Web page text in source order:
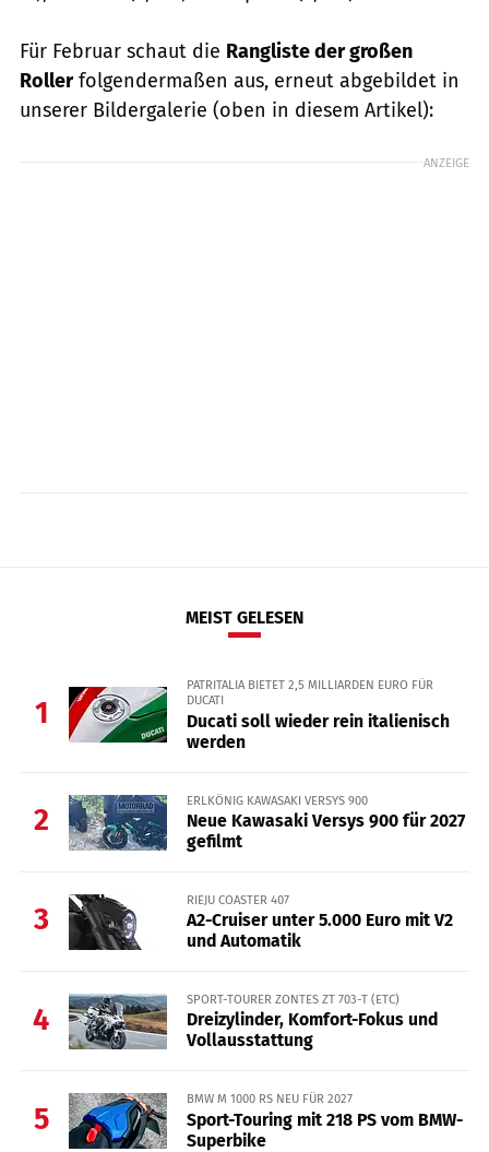
Für Februar schaut die Rangliste der großen
Rollerfolgendermaßen aus, erneut abgebildet in
unserer Bildergalerie (oben in diesem Artikel):
ANZEIGE
MEIST GELESEN
1
PATRITALIA BIETET 2,5 MILLIARDEN EURO FÜR
DUCATI
Ducati soll wieder rein italienisch
werden
2
ERLKÖNIG KAWASAKI VERSYS 900
Neue Kawasaki Versys 900 für 2027
gefilmt
3
RIEJU COASTER 407
A2-Cruiser unter 5.000 Euro mit V2
und Automatik
4
SPORT-TOURER ZONTES ZT 703-T (ETC)
Dreizylinder, Komfort-Fokus und
Vollausstattung
5
BMW M 1000 RS NEU FÜR 2027
Sport-Touring mit 218 PS vom BMW-
Superbike